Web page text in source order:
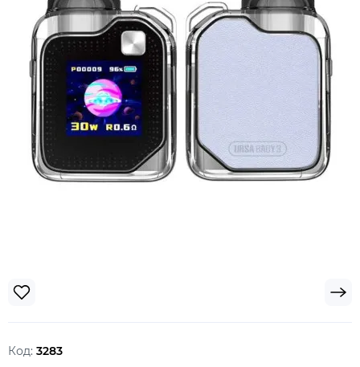
Код: 3283